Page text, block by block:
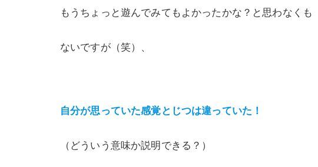
もうちょっと遊んでみてもよかったかな？と思わなくも
ないですが（笑）、
自分が思っていた感覚とじつは違っていた！
（どういう意味か説明できる？）